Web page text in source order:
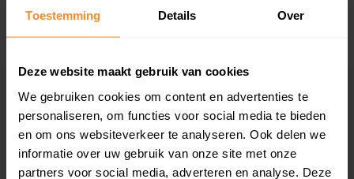
Toestemming Details Over
Deze website maakt gebruik van cookies
We gebruiken cookies om content en advertenties te
personaliseren, om functies voor social media te bieden
en om ons websiteverkeer te analyseren. Ook delen we
informatie over uw gebruik van onze site met onze
partners voor social media, adverteren en analyse. Deze
2008 of later
20%
Inwoners
Type huishoudens